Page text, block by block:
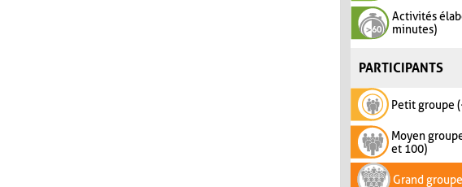
Activités
minutes)
PARTICIPANTS
Petit groupe
Moyen
et 100)
Grand